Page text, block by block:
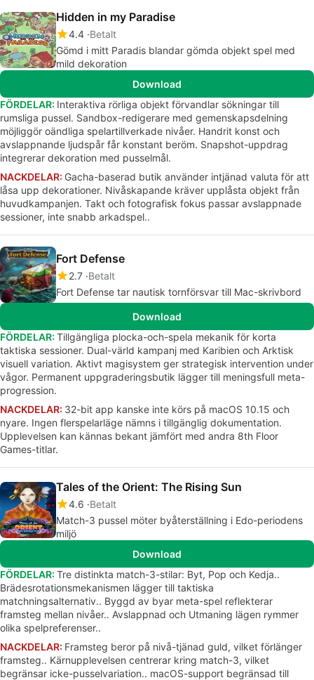
Hidden in my Paradise
4.4 Betalt
Gömd i mitt Paradis blandar gömda objekt spel med
mild dekoration
Download
FÖRDELAR: Interaktiva rörliga objekt förvandlar sökningar till
rumsliga pussel. Sandbox-redigerare med gemenskapsdelning
möjliggör oändliga spelartillverkade nivåer. Handrit konst och
avslappnande ljudspår får konstant beröm. Snapshot-uppdrag
integrerar dekoration med pusselmål.
NACKDELAR: Gacha-baserad butik använder intjänad valuta för att
låsa upp dekorationer. Nivåskapande kräver upplåsta objekt från
huvudkampanjen. Takt och fotografisk fokus passar avslappnade
sessioner, inte snabb arkadspel..
Fort Defense
2.7 Betalt
Fort Defense tar nautisk tornförsvar till Mac-skrivbord
Download
FÖRDELAR: Tillgängliga plocka-och-spela mekanik för korta
taktiska sessioner. Dual-värld kampanj med Karibien och Arktisk
visuell variation. Aktivt magisystem ger strategisk intervention under
vågor. Permanent uppgraderingsbutik lägger till meningsfull meta-
progression.
NACKDELAR: 32-bit app kanske inte körs på macOS 10.15 och
nyare. Ingen flerspelarläge nämns i tillgänglig dokumentation.
Upplevelsen kan kännas bekant jämfört med andra 8th Floor
Games-titlar.
Tales of the Orient: The Rising Sun
4.6 Betalt
Match-3 pussel möter byåterställning i Edo-periodens
miljö
Download
FÖRDELAR: Tre distinkta match-3-stilar: Byt, Pop och Kedja..
Brädesrotationsmekanismen lägger till taktiska
matchningsalternativ.. Byggd av byar meta-spel reflekterar
framsteg mellan nivåer.. Avslappnad och Utmaning lägen rymmer
olika spelpreferenser..
NACKDELAR: Framsteg beror på nivå-tjänad guld, vilket förlänger
framsteg.. Kärnupplevelsen centrerar kring match-3, vilket
begränsar icke-pusselvariation.. macOS-support begränsad till